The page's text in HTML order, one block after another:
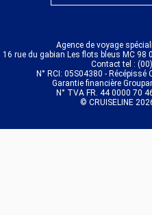
Agence de voyage
16 rue du gabian Les flots bleus MC 98
Contact tel :
N° RCI: 05S04380 -
Garantie financière
N° TVA FR. 44 0000 70
© CRUISELINE